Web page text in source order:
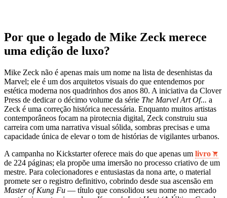
Por que o legado de Mike Zeck merece
uma edição de luxo?
Mike Zeck não é apenas mais um nome na lista de desenhistas da
Marvel; ele é um dos arquitetos visuais do que entendemos por
estética moderna nos quadrinhos dos anos 80. A iniciativa da Clover
Press de dedicar o décimo volume da série The Marvel Art Of... a
Zeck é uma correção histórica necessária. Enquanto muitos artistas
contemporâneos focam na pirotecnia digital, Zeck construiu sua
carreira com uma narrativa visual sólida, sombras precisas e uma
capacidade única de elevar o tom de histórias de vigilantes urbanos.
A campanha no Kickstarter oferece mais do que apenas um livro
de 224 páginas; ela propõe uma imersão no processo criativo de um
mestre. Para colecionadores e entusiastas da nona arte, o material
promete ser o registro definitivo, cobrindo desde sua ascensão em
Master of Kung Fu — título que consolidou seu nome no mercado